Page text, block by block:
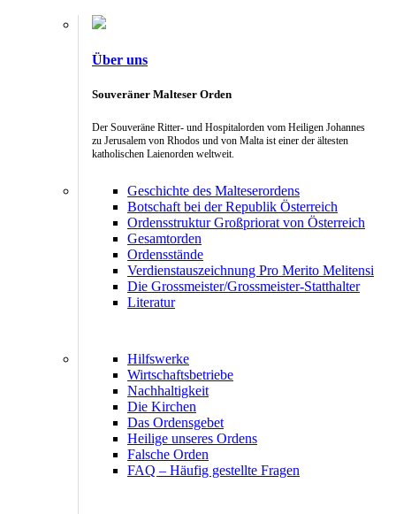
Über uns
Souveräner Malteser Orden
Der Souveräne Ritter- und Hospitalorden vom Heiligen Johannes
zu Jerusalem von Rhodos und von Malta ist einer der ältesten
katholischen Laienorden weltweit.
Geschichte des Malteserordens
Botschaft bei der Republik Österreich
Ordensstruktur Großpriorat von Österreich
Gesamtorden
Ordensstände
Verdienstauszeichnung Pro Merito Melitensi
Die Grossmeister/Grossmeister-Statthalter
Literatur
Hilfswerke
Wirtschaftsbetriebe
Nachhaltigkeit
Die Kirchen
Das Ordensgebet
Heilige unseres Ordens
Falsche Orden
FAQ – Häufig gestellte Fragen